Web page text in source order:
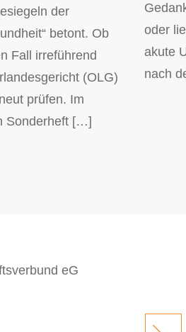
der
betont. Ob
Fall irreführend
(OLG)
prüfen. Im
Sonderheft […]
oder
akute
nach
eG